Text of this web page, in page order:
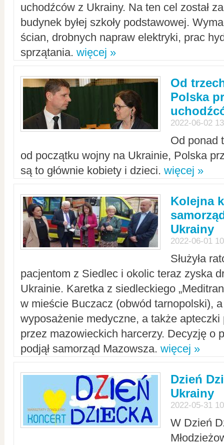
uchodźców z Ukrainy. Na ten cel został
budynek byłej szkoły podstawowej.
ścian, drobnych napraw elektryki, prac
sprzątania. więcej »
Od
Polska
2022-06-02
Od ponad
od początku wojny na Ukrainie, Polska
są to głównie kobiety i dzieci. więcej »
Kolejna
Ukrainy
2022-06-01
Służyła
pacjentom z Siedlec i okolic teraz zyska
Ukrainie. Karetka z siedleckiego
w mieście Buczacz (obwód tarnopolski),
wyposażenie medyczne, a także apteczki
przez mazowieckich harcerzy. Decyzję o
podjął samorząd Mazowsza. więcej »
Dzień
Ukrainy
2022-05-31
W Dzień